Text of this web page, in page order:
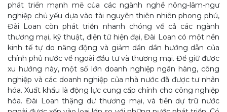
phát triển mạnh mẽ của các ngành nghề nông-lâm-ngư
nghiệp chủ yếu dựa vào tài nguyên thiên nhiên phong phú,
Đài Loan còn phát triển nhanh chóng về cả các ngành
thương mại, kỹ thuật, điện tử hiện đại, Đài Loan có một nền
kinh tế tự do năng động và giảm dần dần hướng dẫn của
chính phủ nước về ngoài đầu tư và thương mại. Để giữ được
xu hướng này, một số lớn doanh nghiệp ngân hàng, công
nghiệp và các doanh nghiệp của nhà nước đã được tư nhân
hóa. Xuất khẩu là động lực cung cấp chính cho công nghiệp
hóa. Đài Loan thặng dư thương mại, và tiền dự trữ nước